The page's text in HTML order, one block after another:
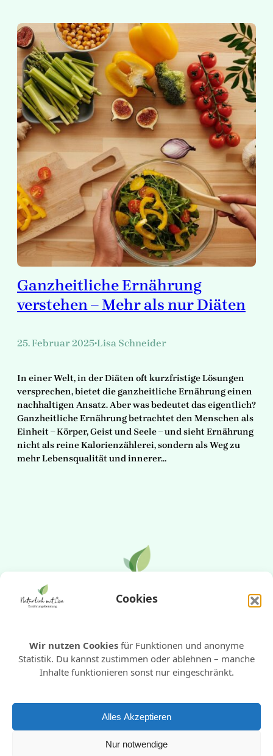
Cookies
Wir nutzen Cookies für Funktionen und anonyme
Statistik. Du kannst zustimmen oder ablehnen – manche
Inhalte funktionieren sonst nur eingeschränkt.
Alles Akzeptieren
Nur notwendige
Ganzheitliche Ernährung
verstehen – Mehr als nur Diäten
25. Februar 2025•Lisa Schneider
In einer Welt, in der Diäten oft kurzfristige Lösungen
versprechen, bietet die ganzheitliche Ernährung einen
nachhaltigen Ansatz. Aber was bedeutet das eigentlich?
Ganzheitliche Ernährung betrachtet den Menschen als
Einheit – Körper, Geist und Seele – und sieht Ernährung
nicht als reine Kalorienzählerei, sondern als Weg zu
mehr Lebensqualität und innerer…
E-Mail WhatsApp InstagramPinterest
Copyright © 2025 | WordPress Theme by
SuperbThemes